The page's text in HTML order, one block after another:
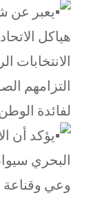
يعبر عن
هياكل
الانتخابات
التزامهم
لفائدة
يؤكد أن
البحري
وعي وقناعة